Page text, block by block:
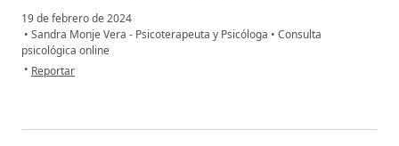
19 de febrero de 2024
• Sandra Monje Vera - Psicoterapeuta y Psicóloga • Consulta
psicológica online
• en opinión del usuario Rocio
Reportar